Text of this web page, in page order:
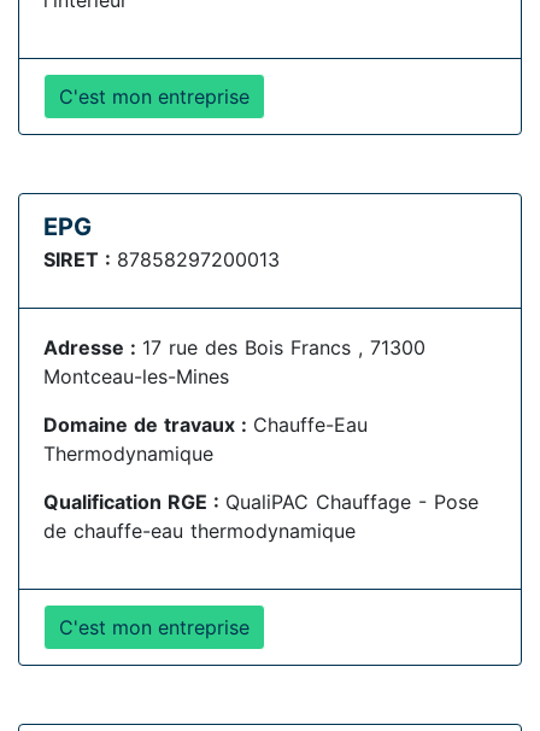
C'est mon entreprise
EPG
SIRET : 87858297200013
Adresse : 17 rue des Bois Francs , 71300
Montceau-les-Mines
Domaine de travaux : Chauffe-Eau
Thermodynamique
Qualification RGE : QualiPAC Chauffage - Pose
de chauffe-eau thermodynamique
C'est mon entreprise